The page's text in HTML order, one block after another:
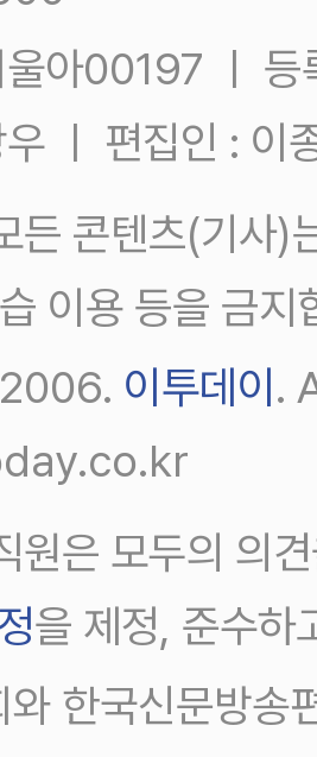
울아00197 ㅣ
ㅣ 편집인 : 이
든 콘텐츠(기사)
이용 등을 금지
이투데이.
원은 모두의 의
을 제정, 준수하
한국신문방송